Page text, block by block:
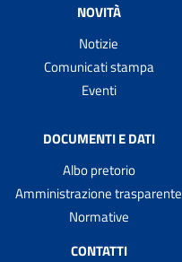
NOVITÀ
Notizie
Comunicati stampa
Eventi
DOCUMENTI E DATI
Albo pretorio
Amministrazione trasparente
Normative
CONTATTI